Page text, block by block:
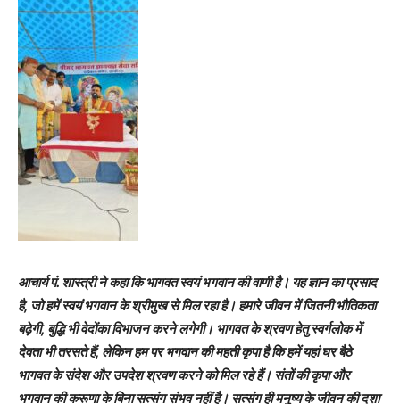
आचार्य पं. शास्त्री ने कहा कि भागवत स्वयं भगवान की वाणी है। यह ज्ञान का प्रसाद
है, जो हमें स्वयं भगवान के श्रीमुख से मिल रहा है। हमारे जीवन में जितनी भौतिकता
बढ़ेगी, बुद्धि भी वेदोंका विभाजन करने लगेगी। भागवत के श्रवण हेतु स्वर्गलोक में
देवता भी तरसते हैं, लेकिन हम पर भगवान की महती कृपा है कि हमें यहां घर बैठे
भागवत के संदेश और उपदेश श्रवण करने को मिल रहे हैं। संतों की कृपा और
भगवान की करूणा के बिना सत्संग संभव नहीं है। सत्संग ही मनुष्य के जीवन की दशा